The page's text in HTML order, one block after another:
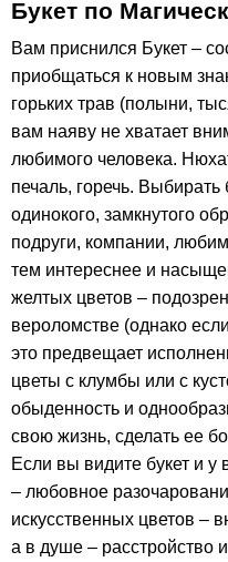
Букет по
Вам приснился Букет –
приобщаться к новым
горьких трав (полыни,
вам наяву не хватает
любимого человека.
печаль, горечь. Выбирать
одинокого, замкнутого
подруги, компании,
тем интереснее и
желтых цветов –
вероломстве (однако
это предвещает
цветы с клумбы или с
обыденность и
свою жизнь, сделать ее
Если вы видите букет и у
– любовное
искусственных цветов –
а в душе – расстройство